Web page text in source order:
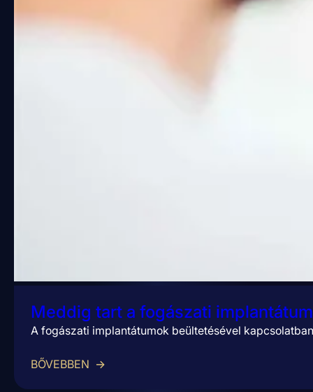
Meddig tart a fogászati
A fogászati implantátumok beültetésével
BŐVEBBEN →